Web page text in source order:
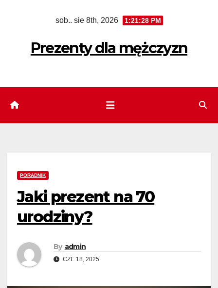
sob.. sie 8th, 2026 1:21:30 PM
Prezenty dla mężczyzn
PORADNIK
Jaki prezent na 70
urodziny?
By admin
CZE 18, 2025